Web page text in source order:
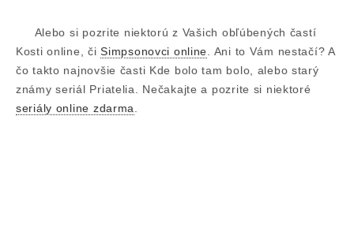
Alebo si pozrite niektorú z Vašich obľúbených častí
Kosti online, čiSimpsonovci online . Ani to Vám nestačí? A
čo takto najnovšie časti Kde bolo tam bolo, alebo starý
známy seriál Priatelia. Nečakajte a pozrite si niektoré
seriály online zdarma